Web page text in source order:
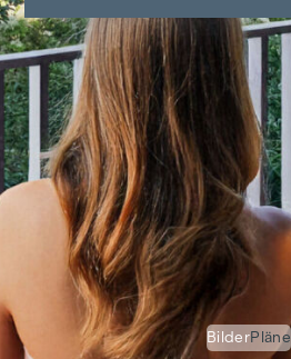
BilderPläne